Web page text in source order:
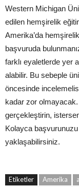
Western Michigan
edilen hemşirelik
Amerika’da
başvuruda
farklı eyaletlerde yer
alabilir. Bu sebeple
öncesinde
kadar zor
gerçekleştirin,
Kolayca
yaklaşabilirsiniz.
Etiketler Amerika